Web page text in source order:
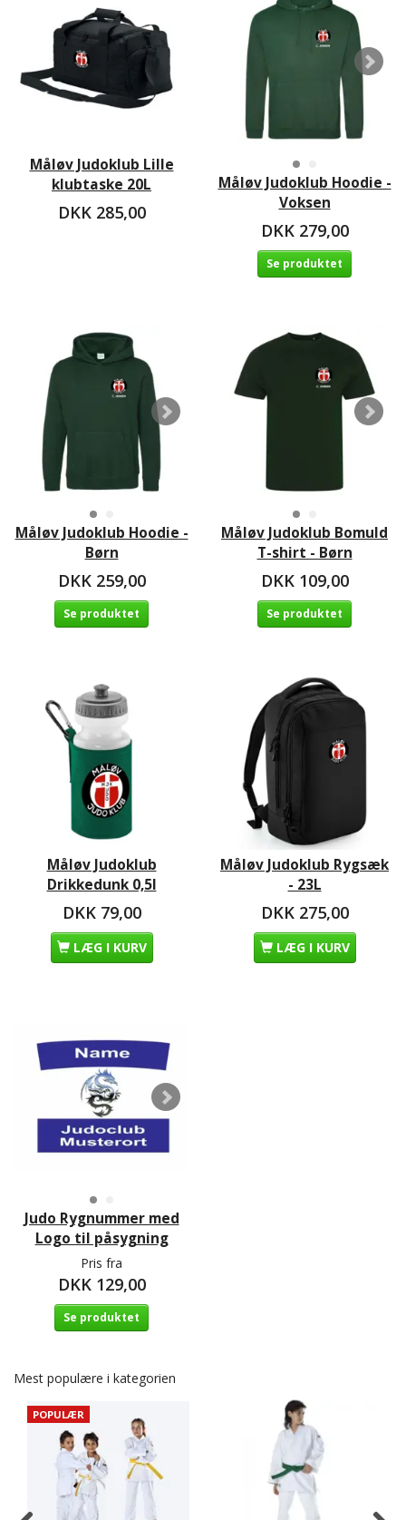
Måløv Judoklub Lille
klubtaske 20L
DKK 285,00
Måløv Judoklub Hoodie -
Voksen
DKK 279,00
Se produktet
Måløv Judoklub Hoodie -
Børn
DKK 259,00
Se produktet
Måløv Judoklub Bomuld
T-shirt - Børn
DKK 109,00
Se produktet
Måløv Judoklub
Drikkedunk 0,5l
DKK 79,00
LÆG I KURV
Måløv Judoklub Rygsæk
- 23L
DKK 275,00
LÆG I KURV
Judo Rygnummer med
Logo til påsygning
Pris fra
DKK 129,00
Se produktet
Mest populære i kategorien
POPULÆR